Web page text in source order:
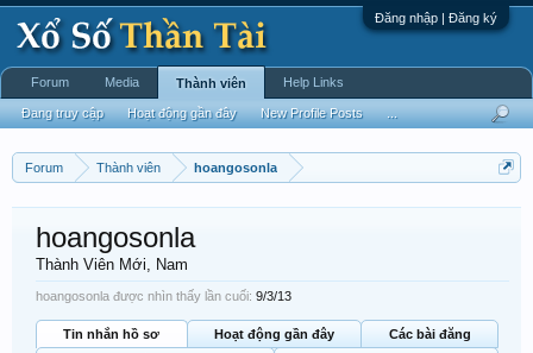
Đăng nhập | Đăng ký
Forum Thành viên hoangosonla
hoangosonla
Thành Viên Mới, Nam
hoangosonla được nhìn thấy lần cuối: 9/3/13
Tin nhắn hồ sơ Hoạt động gần đây
Các bài đăng
Forum Media Thành viên
Đang truy cập Hoạt động gần đây New Profile Posts
Help Links